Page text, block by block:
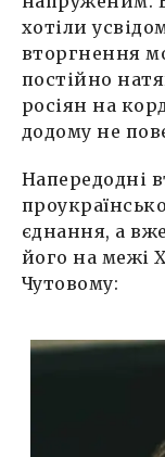
хотіли
вторгнення
постійно
росіян на
додому не
Напередодні
єднання, а
його на межі
Чутовому: